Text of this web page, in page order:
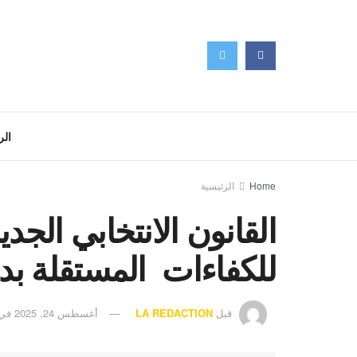
Home الرئيسية
القانون الانتخابي
للكفاءات المستقلة
قبل LA REDACTION أغسطس 24, 2025